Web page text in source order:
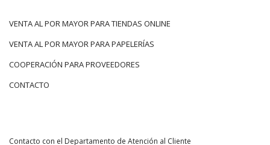
VENTA AL POR MAYOR PARA TIENDAS ONLINE
VENTA AL POR MAYOR PARA PAPELERÍAS
COOPERACIÓN PARA PROVEEDORES
CONTACTO
Contacto con el Departamento de Atención al Cliente